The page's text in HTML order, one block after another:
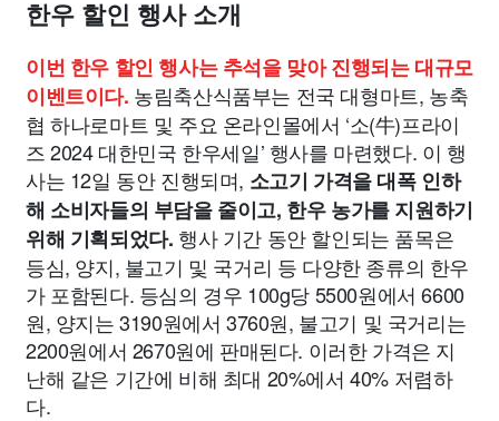
한우 할인 행사 소개
이번 한우 할인 행사는 추석을 맞아 진행되는 대규모
이벤트이다. 농림축산식품부는 전국 대형마트, 농축
협 하나로마트 및 주요 온라인몰에서 ‘소(牛)프라이
즈 2024 대한민국 한우세일’ 행사를 마련했다. 이 행
사는 12일 동안 진행되며, 소고기 가격을 대폭 인하
해 소비자들의 부담을 줄이고, 한우 농가를 지원하기
위해 기획되었다. 행사 기간 동안 할인되는 품목은
등심, 양지, 불고기 및 국거리 등 다양한 종류의 한우
가 포함된다. 등심의 경우 100g당 5500원에서 6600
원, 양지는 3190원에서 3760원, 불고기 및 국거리는
2200원에서 2670원에 판매된다. 이러한 가격은 지
난해 같은 기간에 비해 최대 20%에서 40% 저렴하
다.